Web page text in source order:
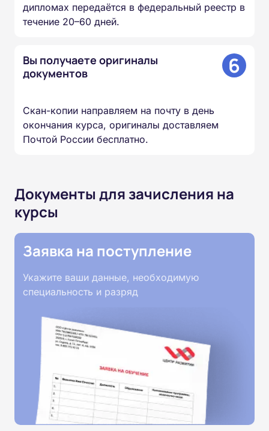
дипломах передаётся в федеральный реестр в
течение 20–60 дней.
Вы получаете оригиналы
документов
6
Скан-копии направляем на почту в день
окончания курса, оригиналы доставляем
Почтой России бесплатно.
Документы для зачисления на
курсы
Заявка на поступление
Укажите ваши данные, необходимую
специальность и разряд